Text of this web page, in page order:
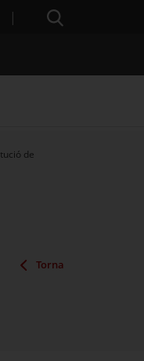
nova finestra.
Cercador
de
Torna